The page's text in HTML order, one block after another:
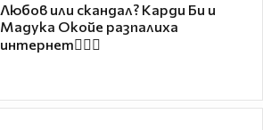
Любов или скандал? Карди Би и
Мадука Окойе разпалиха
интернет❤️‍🔥🔥